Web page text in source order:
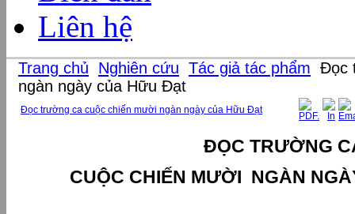
Liên hệ
Trang chủ Nghiên cứu Tác giả tác phẩm Đọc
ngàn ngày của Hữu Đạt
Đọc trường ca cuộc chiến mười ngàn ngày của Hữu Đạt
ĐỌC TRƯỜNG
CUỘC CHIẾN MƯỜI NGÀN